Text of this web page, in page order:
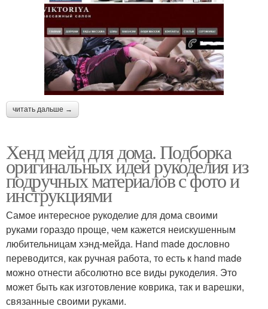
читать дальше →
Хенд мейд для дома. Подборка
оригинальных идей рукоделия из
подручных материалов с фото и
инструкциями
Самое интересное рукоделие для дома своими
руками гораздо проще, чем кажется неискушенным
любительницам хэнд-мейда. Hand made дословно
переводится, как ручная работа, то есть к hand made
можно отнести абсолютно все виды рукоделия. Это
может быть как изготовление коврика, так и варешки,
связанные своими руками.